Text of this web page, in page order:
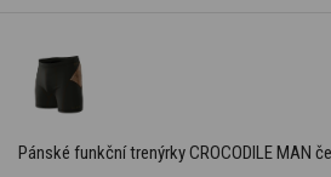
Pánské funkční trenýrky CROCODILE MAN